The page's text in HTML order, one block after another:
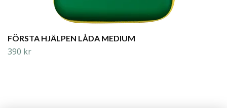
FÖRSTA HJÄLPEN LÅDA MEDIUM
390 kr